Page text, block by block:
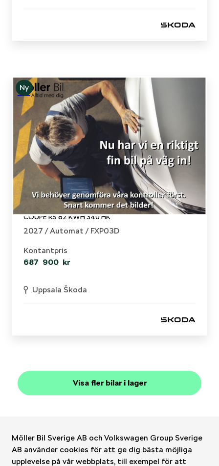
Möller Bil Sverige AB och Volkswagen Group Sverige
AB använder cookies för att ge dig bästa möjliga
upplevelse på vår webbplats, till exempel för att
Ny
Skoda - Enyaq Coupé
COUPE RS 82 KWH 340 HK
2027 /Automat / FXP03D
Kontantpris
687 900 kr
Uppsala Škoda
Visa fler bilar i lager